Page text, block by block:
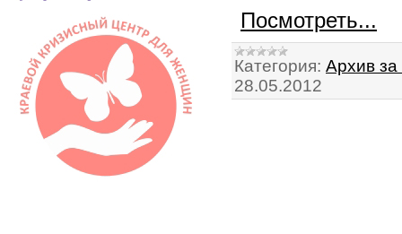
Посмотреть...
Категория: Архив за
28.05.2012